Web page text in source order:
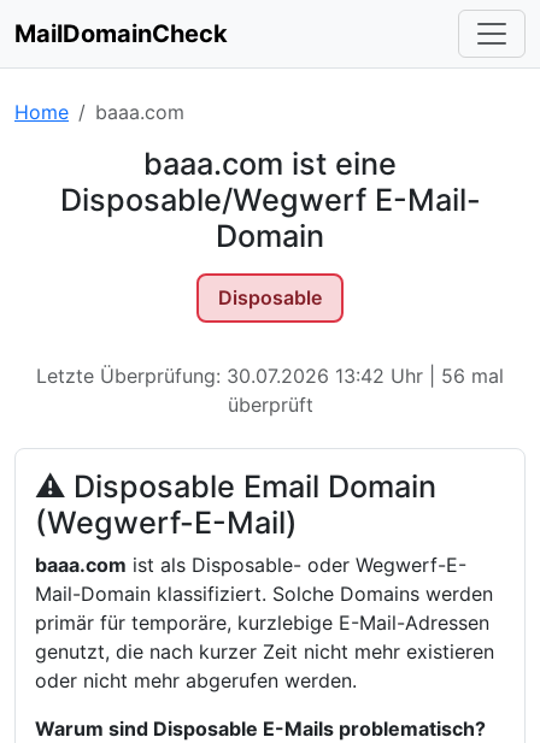
MailDomainCheck
Home baaa.com
baaa.com ist eine
Disposable/Wegwerf E-Mail-
Domain
Disposable
Letzte Überprüfung: 30.07.2026 13:42 Uhr | 56 mal
überprüft
⚠ Disposable Email Domain
(Wegwerf-E-Mail)
baaa.com ist als Disposable- oder Wegwerf-E-
Mail-Domain klassifiziert. Solche Domains werden
primär für temporäre, kurzlebige E-Mail-Adressen
genutzt, die nach kurzer Zeit nicht mehr existieren
oder nicht mehr abgerufen werden.
Warum sind Disposable E-Mails problematisch?